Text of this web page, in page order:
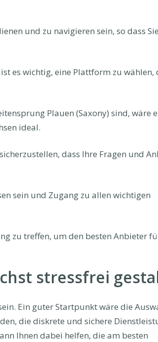
und zu navigieren sein, so dass
es wichtig, eine Plattform zu wählen,
Plauen (Saxony) sind, wäre
ideal.
dass Ihre Fragen und
sein und Zugang zu allen wichtigen
zu treffen, um den besten Anbieter
stressfrei
Ein guter Startpunkt wäre die
die diskrete und sichere
Ihnen dabei helfen, die am besten